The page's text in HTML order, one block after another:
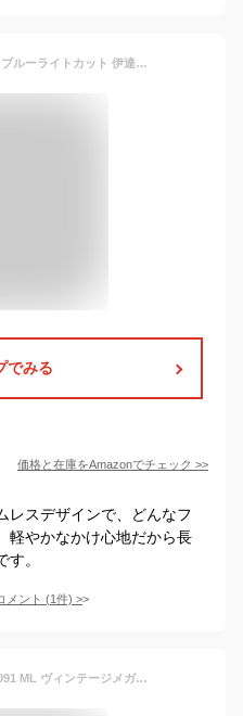
[88flix] リムレス メガネ 韓国 ブルーライトカット 伊達メガネ レディース メンズ ユニセックス 縁なし クリアレンズ 小顔 PC用 スマホ用 (シルバー)
でみる
価格と在庫をAmazonでチェック >>
レスデザインで、どんなフ
軽やかなかけ心地だから長
。
メント (1件) >
agnes b アニエス ベー AB-1091 ML ヴィンテージメガネフレーム新品めがね眼鏡サングラスメンズレディース男性用女性用日本製ふちなしリムレス